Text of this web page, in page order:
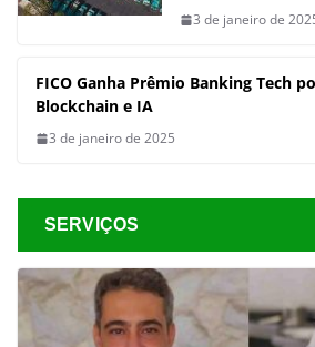
3 de janeiro de
FICO Ganha Prêmio Banking Tech
Blockchain e IA
3 de janeiro de 2025
SERVIÇOS